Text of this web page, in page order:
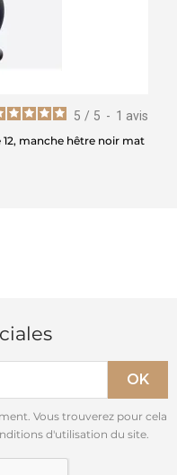
5 / 5 - 1 avis
12, manche hêtre noir mat
Vous trouverez pour cela
d'utilisation du site.